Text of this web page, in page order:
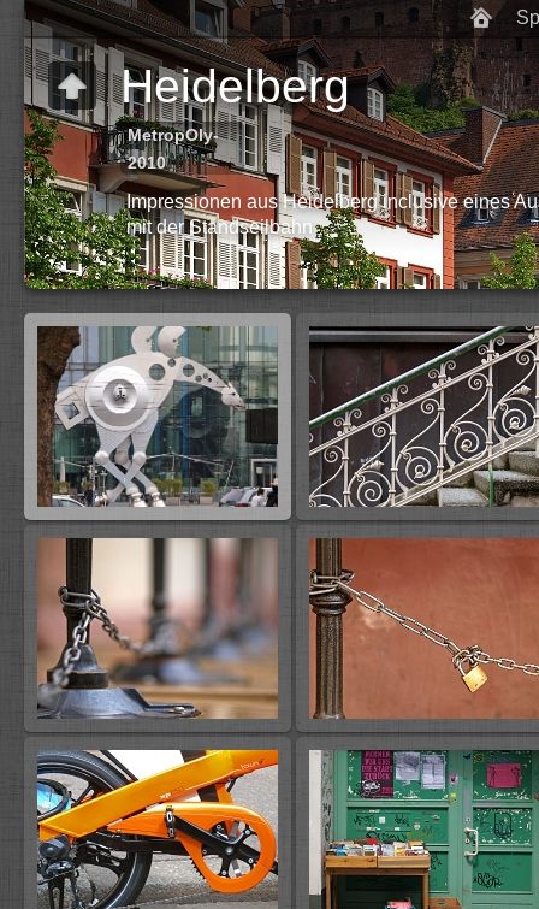
Heidelberg
MetropOly-
2010
Impressionen aus Heidelberg inclusive eines
mit der Standseilbahn